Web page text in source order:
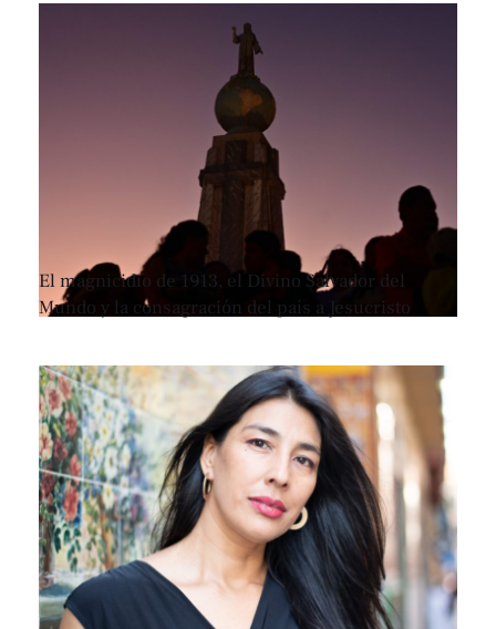
El magnicidio de 1913, el Divino Salvador del
Mundo y la consagración del país a Jesucristo